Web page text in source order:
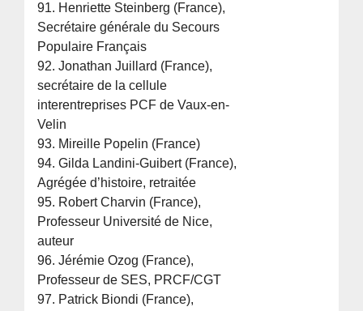
91. Henriette Steinberg (France),
Secrétaire générale du Secours
Populaire Français
92. Jonathan Juillard (France),
secrétaire de la cellule
interentreprises PCF de Vaux-en-
Velin
93. Mireille Popelin (France)
94. Gilda Landini-Guibert (France),
Agrégée d’histoire, retraitée
95. Robert Charvin (France),
Professeur Université de Nice,
auteur
96. Jérémie Ozog (France),
Professeur de SES, PRCF/CGT
97. Patrick Biondi (France),